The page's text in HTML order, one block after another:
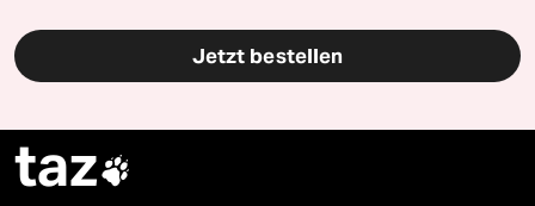
Jetzt bestellen
taz